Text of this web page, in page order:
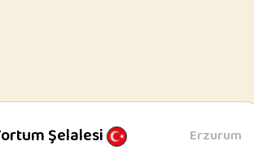
Şelalesi Erzurum